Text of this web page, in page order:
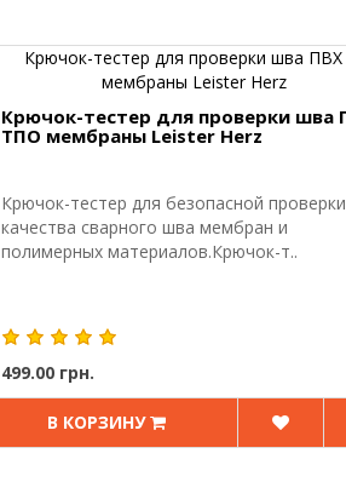
Крючок-тестер для проверки шва
ТПО мембраны Leister Herz
Крючок-тестер для безопасной проверки
качества сварного шва мембран и
полимерных материалов.Крючок-т..
499.00 грн.
В КОРЗИНУ